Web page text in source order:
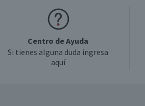
Centro de Ayuda
Si tienes alguna duda ingresa
aquí